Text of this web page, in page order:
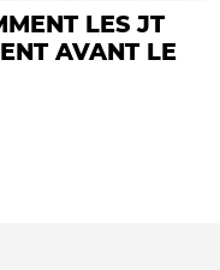
LES JT
AVANT LE